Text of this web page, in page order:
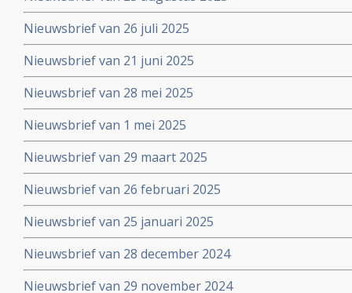
Nieuwsbrief van 26 juli 2025
Nieuwsbrief van 21 juni 2025
Nieuwsbrief van 28 mei 2025
Nieuwsbrief van 1 mei 2025
Nieuwsbrief van 29 maart 2025
Nieuwsbrief van 26 februari 2025
Nieuwsbrief van 25 januari 2025
Nieuwsbrief van 28 december 2024
Nieuwsbrief van 29 november 2024